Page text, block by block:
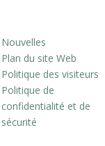
Nouvelles
Plan du site Web
Politique des visiteurs
Politique de
confidentialité et de
sécurité